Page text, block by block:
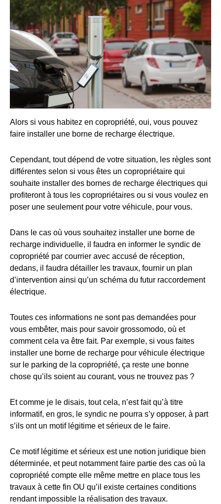
Alors si vous habitez en copropriété, oui, vous pouvez
faire installer une borne de recharge électrique.
Cependant, tout dépend de votre situation, les règles sont
différentes selon si vous êtes un copropriétaire qui
souhaite installer des bornes de recharge électriques qui
profiteront à tous les copropriétaires ou si vous voulez en
poser une seulement pour votre véhicule, pour vous.
Dans le cas où vous souhaitez installer une borne de
recharge individuelle, il faudra en informer le syndic de
copropriété par courrier avec accusé de réception,
dedans, il faudra détailler les travaux, fournir un plan
d’intervention ainsi qu’un schéma du futur raccordement
électrique.
Toutes ces informations ne sont pas demandées pour
vous embêter, mais pour savoir grossomodo, où et
comment cela va être fait. Par exemple, si vous faites
installer une borne de recharge pour véhicule électrique
sur le parking de la copropriété, ça reste une bonne
chose qu’ils soient au courant, vous ne trouvez pas ?
Et comme je le disais, tout cela, n’est fait qu’à titre
informatif, en gros, le syndic ne pourra s’y opposer, à part
s’ils ont un motif légitime et sérieux de le faire.
Ce motif légitime et sérieux est une notion juridique bien
déterminée, et peut notamment faire partie des cas où la
copropriété compte elle même mettre en place tous les
travaux à cette fin OU qu’il existe certaines conditions
rendant impossible la réalisation des travaux.